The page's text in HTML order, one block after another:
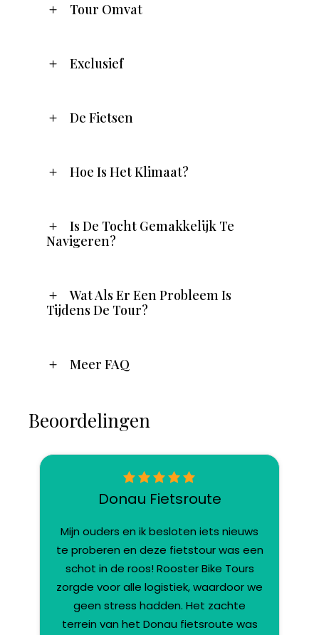
Tour Omvat
Exclusief
De Fietsen
Hoe Is Het Klimaat?
Is De Tocht Gemakkelijk Te
Navigeren?
Wat Als Er Een Probleem Is
Tijdens De Tour?
Meer FAQ
Beoordelingen
Donau Fietsroute
Mijn ouders en ik besloten iets nieuws
te proberen en deze fietstour was een
schot in de roos! Rooster Bike Tours
zorgde voor alle logistiek, waardoor we
geen stress hadden. Het zachte
terrein van het Donau fietsroute was